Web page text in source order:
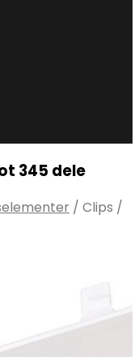
345 dele
/ Clips /